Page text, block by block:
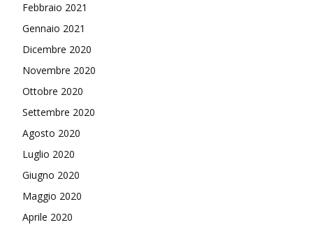
Febbraio 2021
Gennaio 2021
Dicembre 2020
Novembre 2020
Ottobre 2020
Settembre 2020
Agosto 2020
Luglio 2020
Giugno 2020
Maggio 2020
Aprile 2020